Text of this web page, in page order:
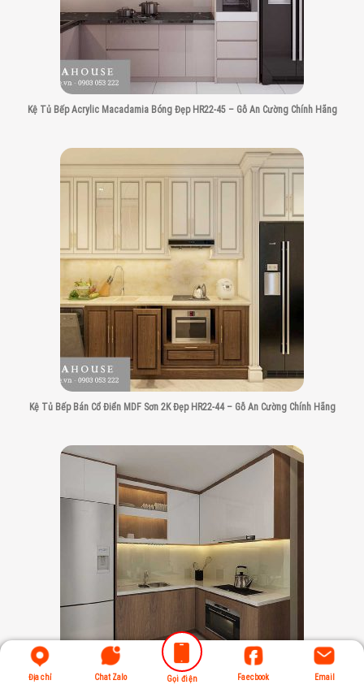
Kệ Tủ Bếp Acrylic Macadamia Bóng Đẹp HR22-45 – Gỗ An Cường Chính Hãng
Kệ Tủ Bếp Bán Cổ Điển MDF Sơn 2K Đẹp HR22-44 – Gỗ An Cường Chính Hãng
Địa chỉ Chat Zalo Gọi điện Faecbook Email